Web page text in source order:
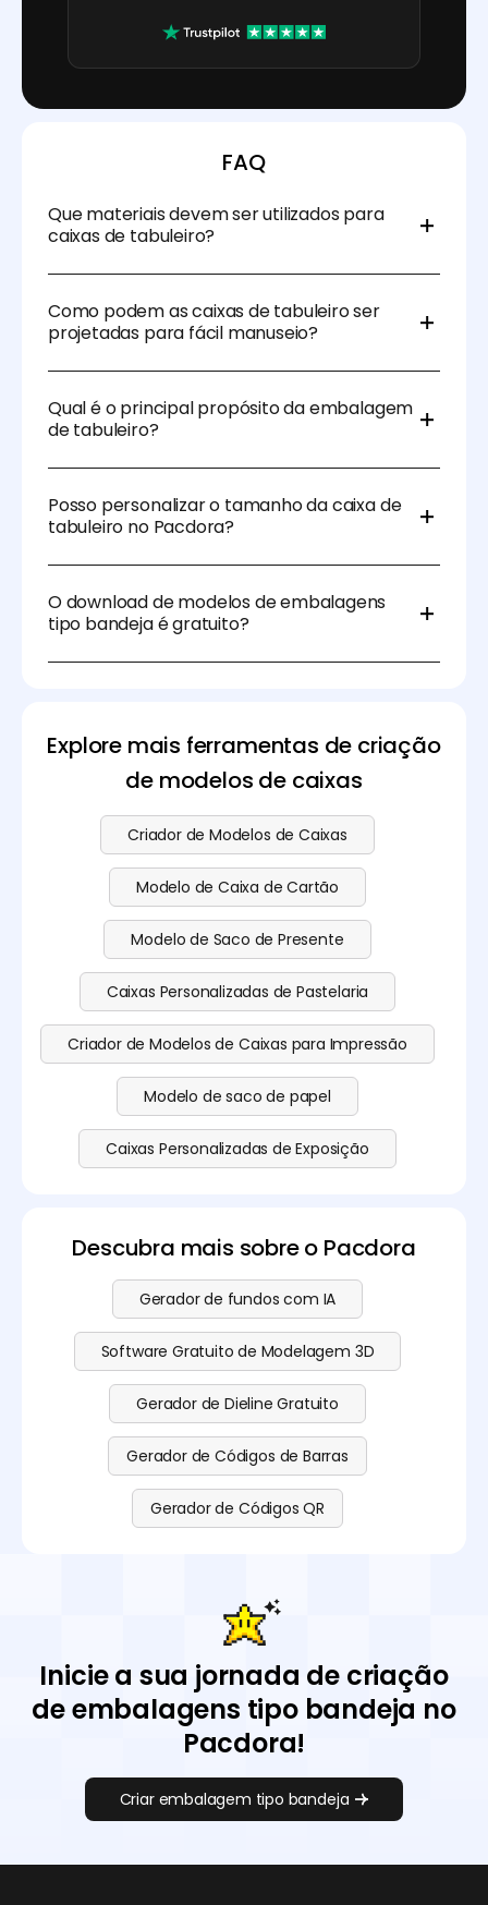
FAQ
Que materiais devem ser utilizados para
caixas de tabuleiro?
como cartão ou plástico. Embalagens de cartão são
ideais para produtos leves e são rentáveis para
embalagens em grandes quantidades.
Como podem as caixas de tabuleiro ser
projetadas para fácil manuseio?
caixas de tabuleiro a transportar itens pesados ou
grandes. Também podem reduzir o peso do próprio
tabuleiro para facilitar o manuseio pelos
Qual é o principal propósito da embalagem
de tabuleiro?
retalho, envio ou proteção do produto. Isso
influenciará a escolha de materiais, recursos de
design e requisitos de durabilidade.
Posso personalizar o tamanho da caixa de
tabuleiro no Pacdora?
para ajustar o tamanho, material e espessura.
Depois de tudo feito, pode descarregar em
diferentes formatos.
O download de modelos de embalagens
tipo bandeja é gratuito?
avançadas para quem tem necessidades
adicionais. Confira a nossapágina de preçospara
Explore mais ferramentas de criação
de modelos de caixas
Criador de Modelos de Caixas
Modelo de Caixa de Cartão
Modelo de Saco de Presente
Caixas Personalizadas de Pastelaria
Criador de Modelos de Caixas para Impressão
Modelo de saco de papel
Caixas Personalizadas de Exposição
Descubra mais sobre o Pacdora
Gerador de fundos com IA
Software Gratuito de Modelagem 3D
Gerador de Dieline Gratuito
Gerador de Códigos de Barras
Gerador de Códigos QR
Inicie a sua jornada de criação
de embalagens tipo bandeja no
Pacdora!
Criar embalagem tipo bandeja